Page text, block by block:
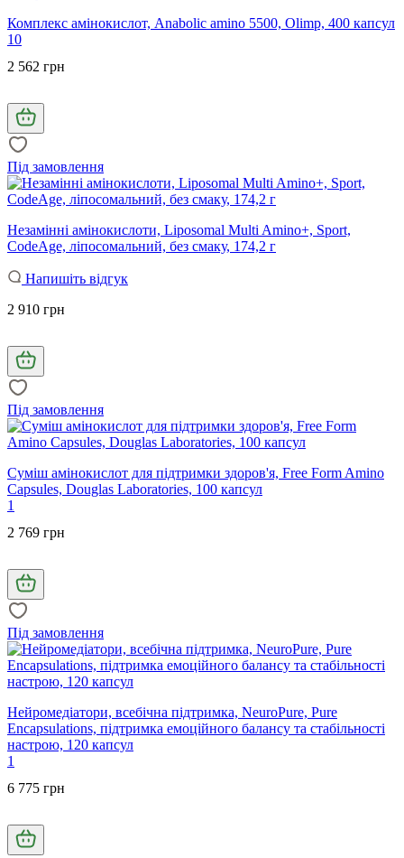
Комплекс амінокислот, Anabolic amino 5500, Olimp, 400 капсул
10
2 562 грн
Під замовлення
Незамінні амінокислоти, Liposomal Multi Amino+, Sport,
CodeAge, ліпосомальний, без смаку, 174,2 г
Напишіть відгук
2 910 грн
Під замовлення
Суміш амінокислот для підтримки здоров'я, Free Form Amino
Capsules, Douglas Laboratories, 100 капсул
1
2 769 грн
Під замовлення
Нейромедіатори, всебічна підтримка, NeuroPure, Pure
Encapsulations, підтримка емоційного балансу та стабільності
настрою, 120 капсул
1
6 775 грн